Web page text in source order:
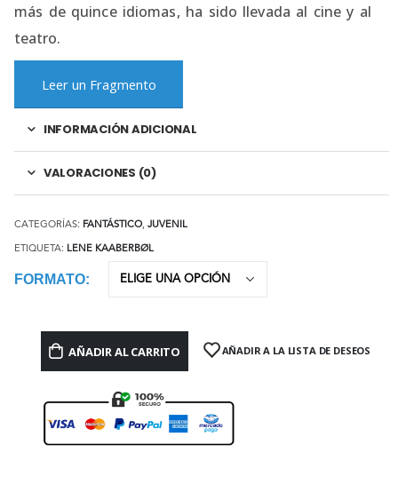
más de quince idiomas, ha sido llevada al cine y al
teatro.
Leer un Fragmento
INFORMACIÓN ADICIONAL
VALORACIONES (0)
CATEGORÍAS: FANTÁSTICO, JUVENIL
ETIQUETA: LENE KAABERBØL
FORMATO
AÑADIR AL CARRITO AÑADIR A LA LISTA DE DESEOS